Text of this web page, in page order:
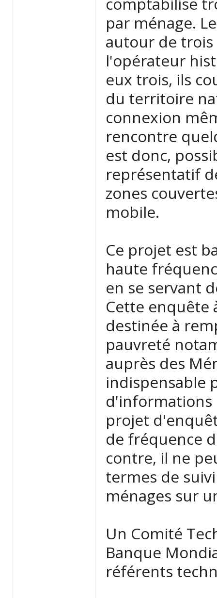
par ménage.
autour de
l'opérateur
eux trois, ils
du territoire
connexion
rencontre
est donc,
représentatif
zones
mobile.
Ce projet est
haute
en se servant
Cette enquête
destinée à
pauvreté
auprès des
indispensable
d'informations
projet
de fréquence
contre, il ne
termes de
ménages sur
Un Comité
Banque
référents